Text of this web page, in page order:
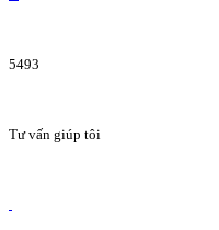
5493
Tư vấn giúp tôi